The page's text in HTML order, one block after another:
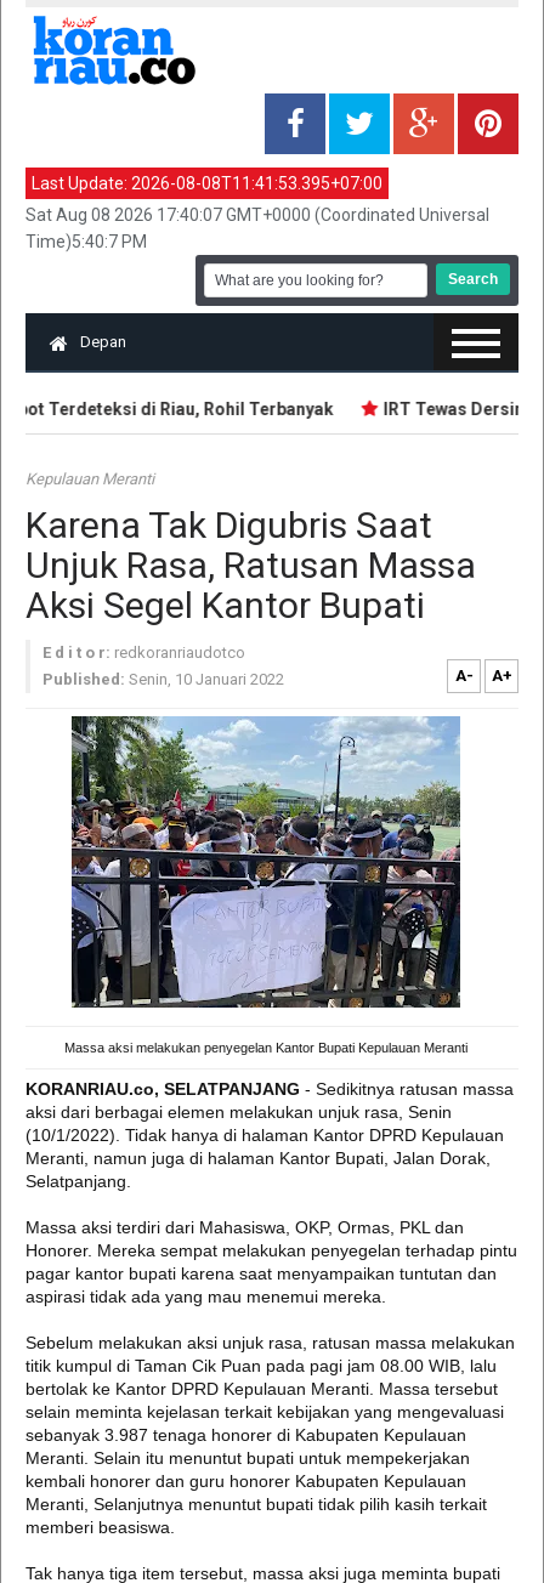
Last Update: 2026-08-08T11:41:53.395+07:00
Sat Aug 08 2026 17:40:07 GMT+0000 (Coordinated Universal
Time)5:40:7 PM
Depan
Terdeteksi di Riau, Rohil Terbanyak IRT Tewas
Kepulauan Meranti
Karena Tak Digubris Saat
Unjuk Rasa, Ratusan Massa
Aksi Segel Kantor Bupati
E d i t o r: redkoranriaudotco
Published: Senin, 10 Januari 2022 A- A+
Massa aksi melakukan penyegelan Kantor Bupati Kepulauan Meranti
KORANRIAU.co, SELATPANJANG - Sedikitnya ratusan massa
aksi dari berbagai elemen melakukan unjuk rasa, Senin
(10/1/2022). Tidak hanya di halaman Kantor DPRD Kepulauan
Meranti, namun juga di halaman Kantor Bupati, Jalan Dorak,
Selatpanjang.
Massa aksi terdiri dari Mahasiswa, OKP, Ormas, PKL dan
Honorer. Mereka sempat melakukan penyegelan terhadap pintu
pagar kantor bupati karena saat menyampaikan tuntutan dan
aspirasi tidak ada yang mau menemui mereka.
Sebelum melakukan aksi unjuk rasa, ratusan massa melakukan
titik kumpul di Taman Cik Puan pada pagi jam 08.00 WIB, lalu
bertolak ke Kantor DPRD Kepulauan Meranti. Massa tersebut
selain meminta kejelasan terkait kebijakan yang mengevaluasi
sebanyak 3.987 tenaga honorer di Kabupaten Kepulauan
Meranti. Selain itu menuntut bupati untuk mempekerjakan
kembali honorer dan guru honorer Kabupaten Kepulauan
Meranti, Selanjutnya menuntut bupati tidak pilih kasih terkait
memberi beasiswa.
Tak hanya tiga item tersebut, massa aksi juga meminta bupati